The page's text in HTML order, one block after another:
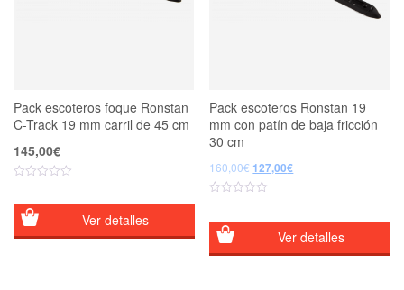
Pack escoteros foque Ronstan
C-Track 19 mm carril de 45 cm
145,00€
Ver detalles
Pack escoteros Ronstan 19
mm con patín de baja fricción
30 cm
160,00€ El
precio
era:
160,00€.
127,00€El
es:
127,00€.
Ver detalles